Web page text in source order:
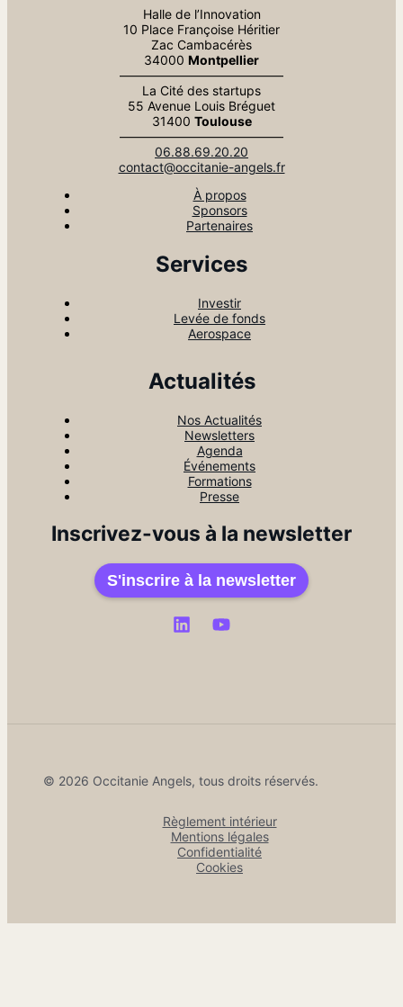
Halle de l’Innovation
10 Place Françoise Héritier
Zac Cambacérès
34000 Montpellier
—————————————
La Cité des startups
55 Avenue Louis Bréguet
31400 Toulouse
—————————————
06.88.69.20.20
contact@occitanie-angels.fr
À propos
Sponsors
Partenaires
Services
Investir
Levée de fonds
Aerospace
Actualités
Nos Actualités
Newsletters
Agenda
Événements
Formations
Presse
Inscrivez-vous à la newsletter
S'inscrire à la newsletter
© 2026 Occitanie Angels, tous droits réservés.
Règlement intérieur
Mentions légales
Confidentialité
Cookies